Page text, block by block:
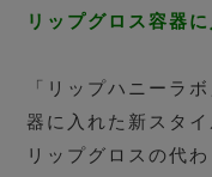
リップグロス容器
「リップハニーラ
器に入れた新スタイ
リップグロスの代